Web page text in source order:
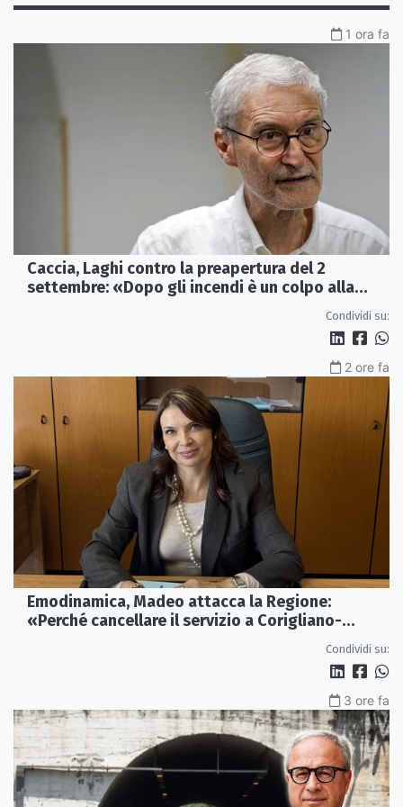
1 ora fa
Caccia, Laghi contro la preapertura del 2
settembre: «Dopo gli incendi è un colpo alla
Condividi su:
2 ore fa
Emodinamica, Madeo attacca la Regione:
«Perché cancellare il servizio a Corigliano-
Condividi su:
3 ore fa